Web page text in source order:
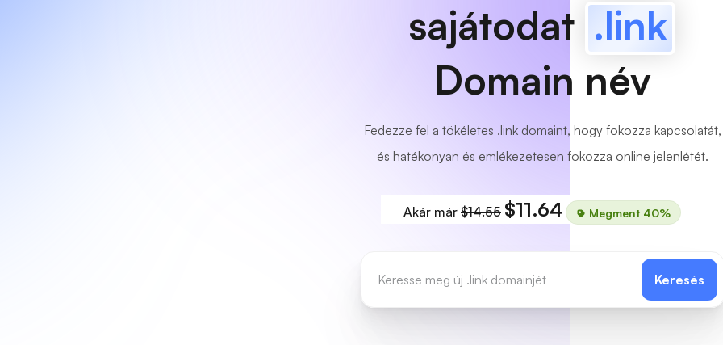
sajátodat .link
Domain név
Fedezze fel a tökéletes .link domaint, hogy fokozza kapcsolatát,
és hatékonyan és emlékezetesen fokozza online jelenlétét.
Akár már $14.55 $11.64 Megment 40%
Keresés